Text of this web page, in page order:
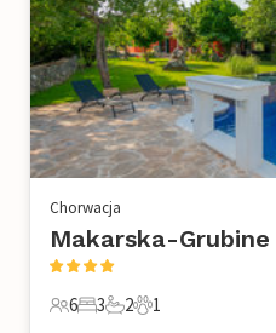
Chorwacja
Makarska-Grubine
6 Goście
6
3 Sypialnie
3
2 Łazienki
2
1 Zwierzę domowe
1